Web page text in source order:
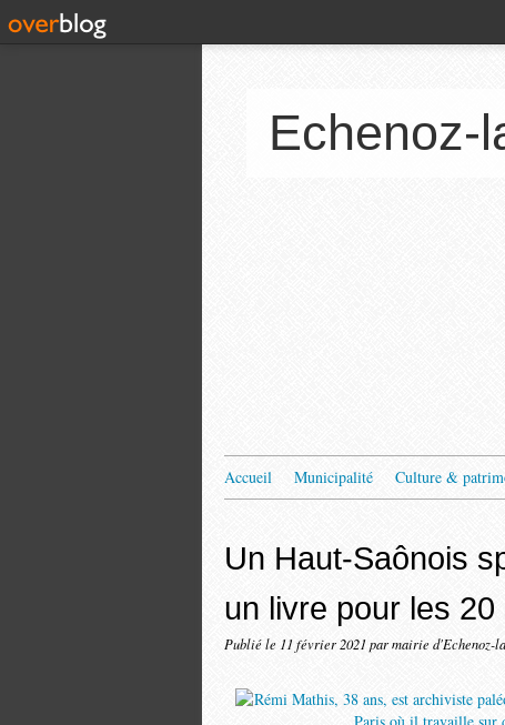
Echenoz-
Accueil Municipalité Culture &
Un Haut-Saônois
un livre pour les
Publié le 11 février 2021par mairie d'Echenoz-